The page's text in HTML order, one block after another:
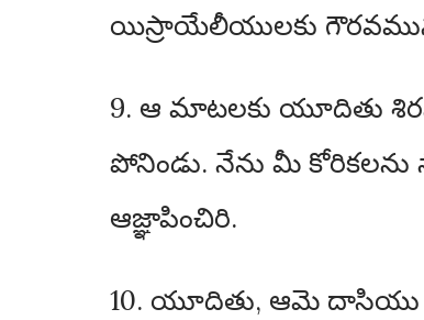
యిస్రాయేలీయులకు
9. ఆ మాటలకు యూదితు
పోనిండు. నేను మీ కోరికలను
ఆజ్ఞాపించిరి.
10. యూదితు, ఆమె